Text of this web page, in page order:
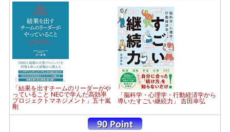
「結果を出すチームのリーダーがや
っていること NECで学んだ高効率
プロジェクトマネジメント」五十嵐
剛
「脳科学・心理学・行動経済学から
導いたすごい継続力」 吉田幸弘